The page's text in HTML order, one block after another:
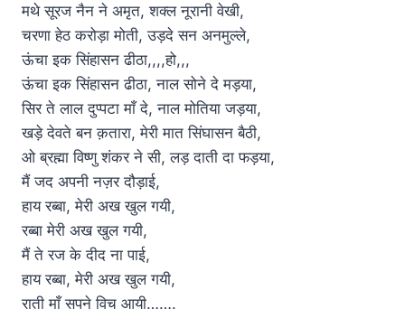
मथे सूरज नैन ने अमृत, शक्ल नूरानी वेखी,
चरणा हेठ करोड़ा मोती, उड़दे सन अनमुल्ले,
ऊंचा इक सिंहासन ढीठा,,,,हो,,,
ऊंचा इक सिंहासन ढीठा, नाल सोने दे मड़या,
सिर ते लाल दुप्पटा माँ दे, नाल मोतिया जड़या,
खड़े देवते बन क़तारा, मेरी मात सिंघासन बैठी,
ओ ब्रह्मा विष्णु शंकर ने सी, लड़ दाती दा फड़या,
मैं जद अपनी नज़र दौड़ाई,
हाय रब्बा, मेरी अख खुल गयी,
रब्बा मेरी अख खुल गयी,
मैं ते रज के दीद ना पाई,
हाय रब्बा, मेरी अख खुल गयी,
राती माँ सुपने विच आयी…….